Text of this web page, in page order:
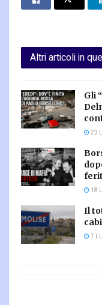
Altri articoli in
Gli
23
18
Il
7